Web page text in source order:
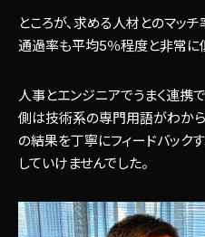
ところが、求める人材とのマッ
通過率も平均5％程度と非常に
人事とエンジニアでうまく連携
側は技術系の専門用語がわか
の結果を丁寧にフィードバック
していけませんでした。